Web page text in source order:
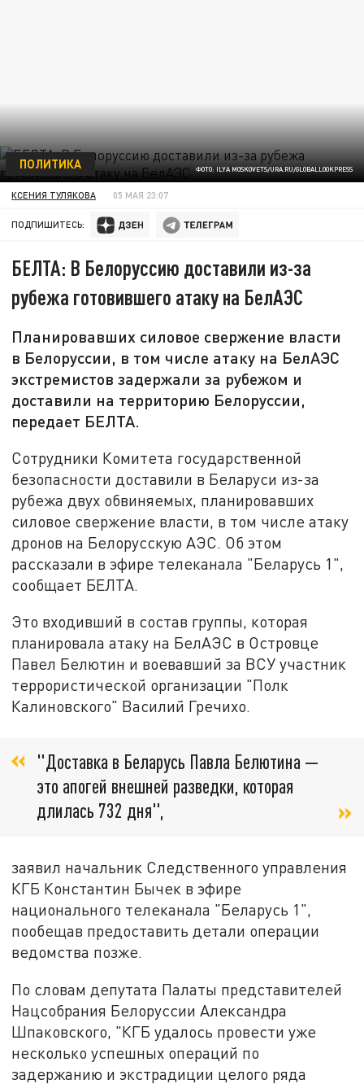
ФОТО: ILYA MOSKOVETS/URA.RU/GLOBALLOOKPRESS
ПОЛИТИКА
КСЕНИЯ ТУЛЯКОВА 05 МАЯ 23:07
ПОДПИШИТЕСЬ:
БЕЛТА: В Белоруссию доставили из-за
рубежа готовившего атаку на БелАЭС
Планировавших силовое свержение власти
в Белоруссии, в том числе атаку на БелАЭС
экстремистов задержали за рубежом и
доставили на территорию Белоруссии,
передает БЕЛТА.
Сотрудники Комитета государственной
безопасности доставили в Беларуси из-за
рубежа двух обвиняемых, планировавших
силовое свержение власти, в том числе атаку
дронов на Белорусскую АЭС. Об этом
рассказали в эфире телеканала "Беларусь 1",
сообщает БЕЛТА.
Это входивший в состав группы, которая
планировала атаку на БелАЭС в Островце
Павел Белютин и воевавший за ВСУ участник
террористической организации "Полк
Калиновского" Василий Гречихо.
"Доставка в Беларусь Павла Белютина —
это апогей внешней разведки, которая
длилась 732 дня",
заявил начальник Следственного управления
КГБ Константин Бычек в эфире
национального телеканала "Беларусь 1",
пообещав предоставить детали операции
ведомства позже.
По словам депутата Палаты представителей
Нацсобрания Белоруссии Александра
Шпаковского, "КГБ удалось провести уже
несколько успешных операций по
задержанию и экстрадиции целого ряда